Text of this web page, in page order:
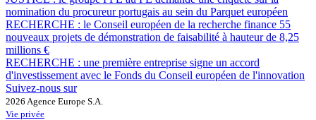
nomination du procureur portugais au sein du Parquet européen
RECHERCHE : le Conseil européen de la recherche finance 55
nouveaux projets de démonstration de faisabilité à hauteur de 8,25
millions €
RECHERCHE : une première entreprise signe un accord
d'investissement avec le Fonds du Conseil européen de l'innovation
Suivez-nous sur
2026 Agence Europe S.A.
Vie privée